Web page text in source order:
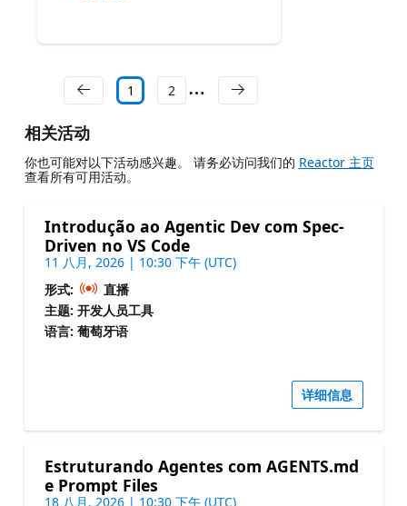
1 2
相关活动
你也可能对以下活动感兴趣。 请务必访问我们的 Reactor 主页
查看所有可用活动。
Introdução ao Agentic Dev com Spec-
Driven no VS Code
11 八月, 2026 | 10:30 下午 (UTC)
形式:
直播
主题: 开发人员工具
语言: 葡萄牙语
详细信息
Estruturando Agentes com AGENTS.md
e Prompt Files
18 八月, 2026 | 10:30 下午 (UTC)